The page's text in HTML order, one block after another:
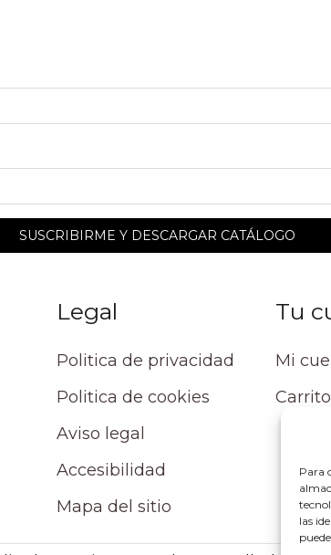
Para
las
Legal
Politica de privacidad
Politica de cookies
Aviso legal
Accesibilidad
Mapa del sitio
Tu
Mi
Carrito